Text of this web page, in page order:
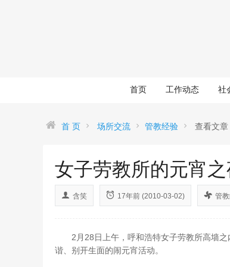
首页 工作动态 社
首 页 场所交流 管教经验 查看文章
女子劳教所的元宵之
含笑 17年前 (2010-03-02) 管
2月28日上午，呼和浩特女子劳教所高墙之
谐、别开生面的闹元宵活动。